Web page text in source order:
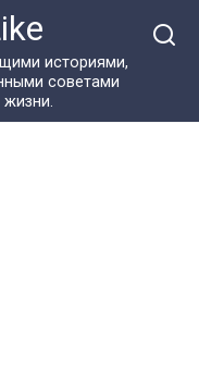
историями,
советами